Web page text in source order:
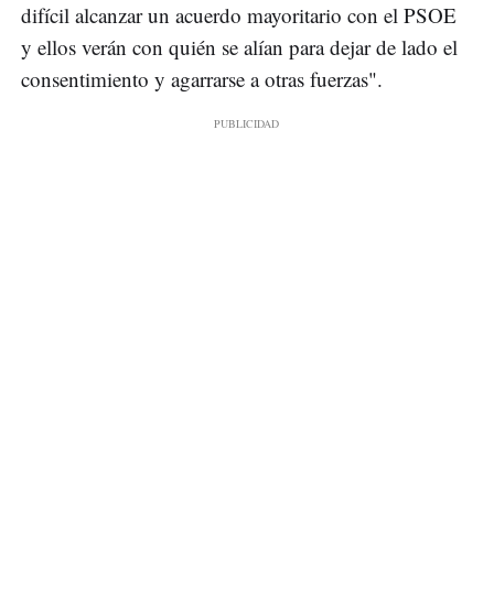
difícil alcanzar un acuerdo mayoritario con el PSOE
y ellos verán con quién se alían para dejar de lado el
consentimiento y agarrarse a otras fuerzas".